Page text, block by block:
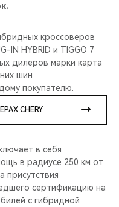
кроссоверов
IN HYBRID и TIGGO 7
дилеров марки карта
шин
покупателю.
CHERY
в себя
в радиусе 250 км от
присутствия
сертификацию на
с гибридной